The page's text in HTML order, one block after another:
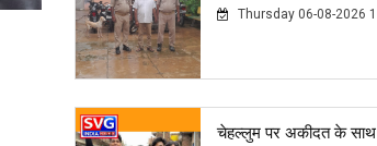
Thursday 06-08-2026
चेहल्लुम पर अकीदत के साथ